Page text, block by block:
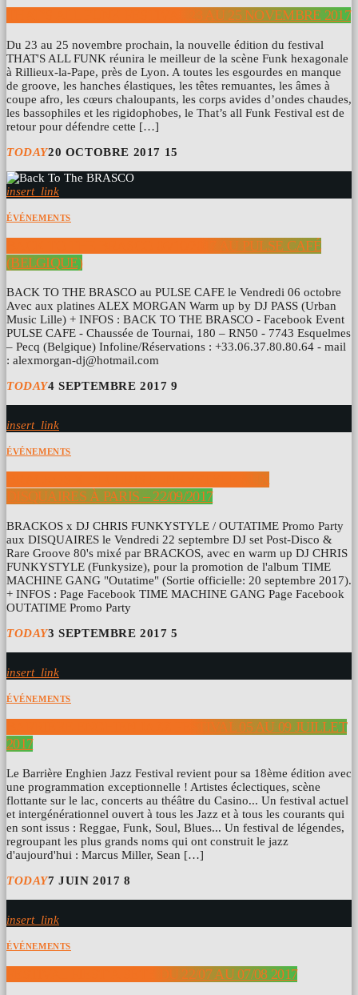
THAT’S ALL FUNK FESTIVAL 23 AU 25 NOVEMBRE 2017
Du 23 au 25 novembre prochain, la nouvelle édition du festival
THAT'S ALL FUNK réunira le meilleur de la scène Funk hexagonale
à Rillieux-la-Pape, près de Lyon. A toutes les esgourdes en manque
de groove, les hanches élastiques, les têtes remuantes, les âmes à
coupe afro, les cœurs chaloupants, les corps avides d’ondes chaudes,
les bassophiles et les rigidophobes, le That’s all Funk Festival est de
retour pour défendre cette […]
TODAY20 OCTOBRE 2017 15
insert_link
ÉVÉNEMENTS
BACK TO THE BRASCO 06/10/2017 AU PULSE CAFÉ
(BELGIQUE)
BACK TO THE BRASCO au PULSE CAFE le Vendredi 06 octobre
Avec aux platines ALEX MORGAN Warm up by DJ PASS (Urban
Music Lille) + INFOS : BACK TO THE BRASCO - Facebook Event
PULSE CAFE - Chaussée de Tournai, 180 – RN50 - 7743 Esquelmes
– Pecq (Belgique) Infoline/Réservations : +33.06.37.80.80.64 - mail
: alexmorgan-dj@hotmail.com
TODAY4 SEPTEMBRE 2017 9
insert_link
ÉVÉNEMENTS
DISQUAIRES À PARIS – 22/09/2017
BRACKOS x DJ CHRIS FUNKYSTYLE / OUTATIME Promo Party
aux DISQUAIRES le Vendredi 22 septembre DJ set Post-Disco &
Rare Groove 80's mixé par BRACKOS, avec en warm up DJ CHRIS
FUNKYSTYLE (Funkysize), pour la promotion de l'album TIME
MACHINE GANG "Outatime" (Sortie officielle: 20 septembre 2017).
+ INFOS : Page Facebook TIME MACHINE GANG Page Facebook
OUTATIME Promo Party
TODAY3 SEPTEMBRE 2017 5
insert_link
ÉVÉNEMENTS
BARRIÈRE ENGHIEN JAZZ FESTIVAL 05 AU 09 JUILLET
2017
Le Barrière Enghien Jazz Festival revient pour sa 18ème édition avec
une programmation exceptionnelle ! Artistes éclectiques, scène
flottante sur le lac, concerts au théâtre du Casino... Un festival actuel
et intergénérationnel ouvert à tous les Jazz et à tous les courants qui
en sont issus : Reggae, Funk, Soul, Blues... Un festival de légendes,
regroupant les plus grands noms qui ont construit le jazz
d'aujourd'hui : Marcus Miller, Sean […]
TODAY7 JUIN 2017 8
insert_link
ÉVÉNEMENTS
FESTIVAL FIEST’A SÈTE DU 22/07 AU 07/08 2017